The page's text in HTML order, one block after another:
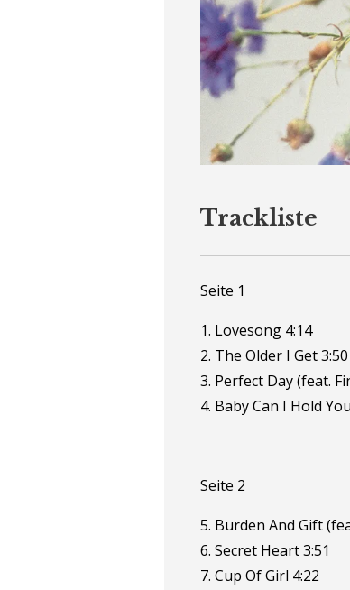
Trackliste
Seite 1
1. Lovesong 4:14
2. The Older I Get 3:50
3. Perfect Day (feat.
4. Baby Can I Hold
Seite 2
5. Burden And Gift
6. Secret Heart 3:51
7. Cup Of Girl 4:22